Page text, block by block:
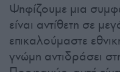
Ψηφίζουμε μια
είναι αντίθετη σε
επικαλούμαστε
γνώμη αντιδράσει